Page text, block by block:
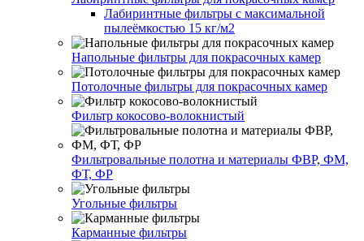
Лабиринтные фильтры с максимальной
пылеёмкостью 15 кг/м2
Напольные фильтры для покрасочных камер
Потолочные фильтры для покрасочных камер
Фильтр кокосово-волокнистый
Фильтровальные полотна и материалы ФВР, ФМ,
ФТ, ФР
Угольные фильтры
Карманные фильтры